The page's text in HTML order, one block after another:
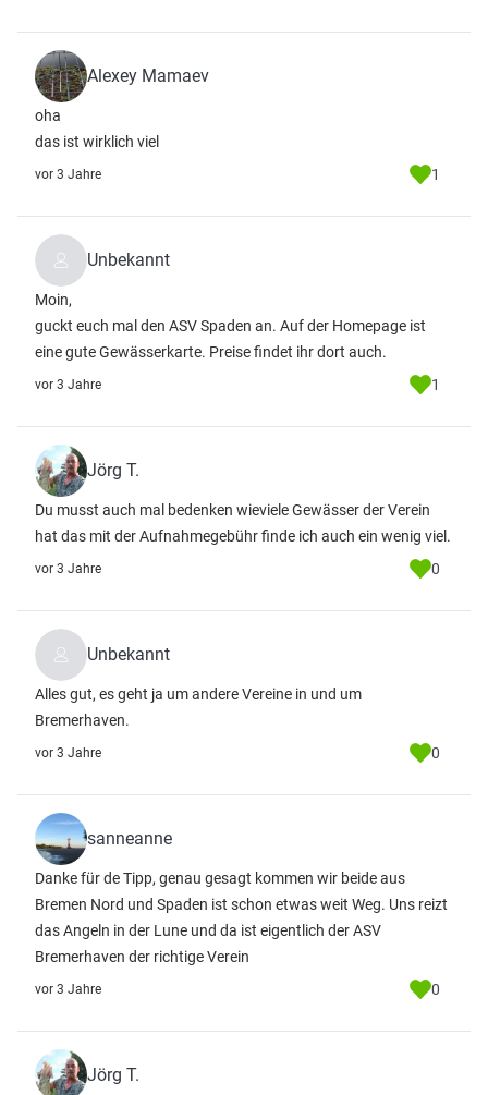
Alexey Mamaev
oha
das ist wirklich viel
vor 3 Jahre 1
Unbekannt
Moin,
guckt euch mal den ASV Spaden an. Auf der Homepage ist
eine gute Gewässerkarte. Preise findet ihr dort auch.
vor 3 Jahre 1
Jörg T.
Du musst auch mal bedenken wieviele Gewässer der Verein
hat das mit der Aufnahmegebühr finde ich auch ein wenig viel.
vor 3 Jahre 0
Unbekannt
Alles gut, es geht ja um andere Vereine in und um
Bremerhaven.
vor 3 Jahre 0
sanneanne
Danke für de Tipp, genau gesagt kommen wir beide aus
Bremen Nord und Spaden ist schon etwas weit Weg. Uns reizt
das Angeln in der Lune und da ist eigentlich der ASV
Bremerhaven der richtige Verein
vor 3 Jahre 0
Jörg T.